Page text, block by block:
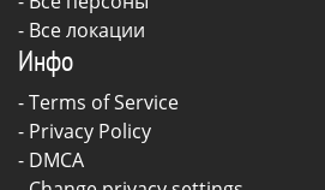
- Все локации
Инфо
-Terms of Service
- Privacy Policy
- DMCA